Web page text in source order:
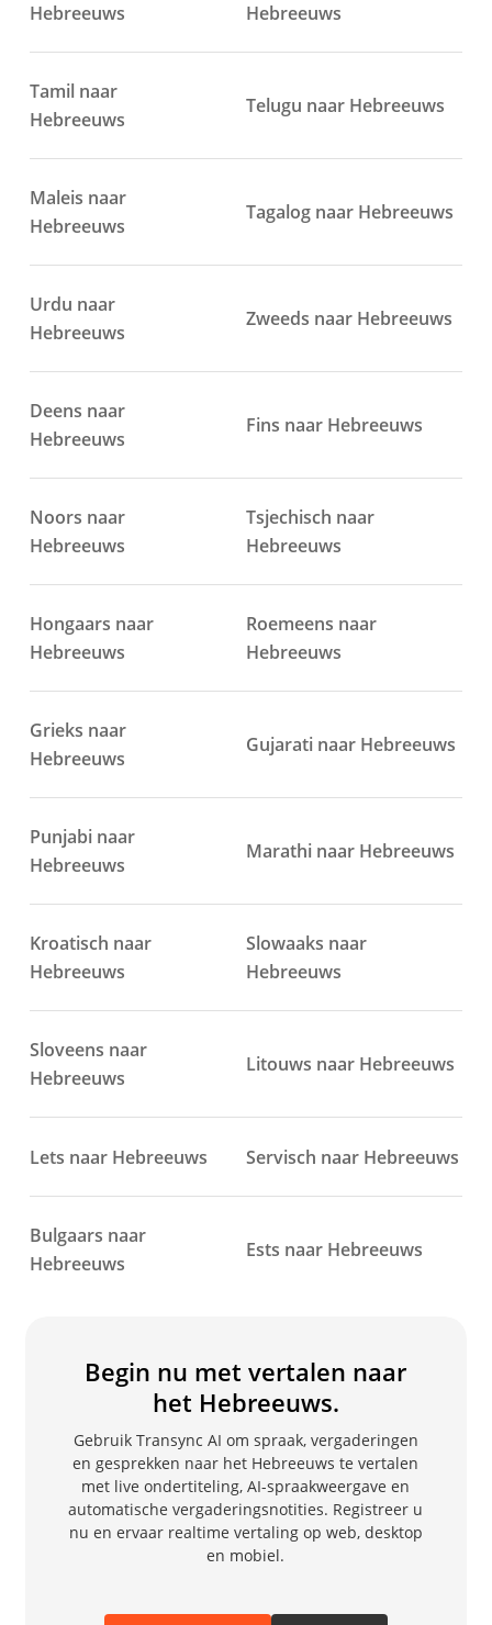
Hebreeuws Hebreeuws
Tamil naar
Hebreeuws
Telugu naar Hebreeuws
Maleis naar
Hebreeuws
Tagalog naar Hebreeuws
Urdu naar
Hebreeuws
Zweeds naar Hebreeuws
Deens naar
Hebreeuws
Fins naar Hebreeuws
Noors naar
Hebreeuws
Tsjechisch naar
Hebreeuws
Hongaars naar
Hebreeuws
Roemeens naar
Hebreeuws
Grieks naar
Hebreeuws
Gujarati naar Hebreeuws
Punjabi naar
Hebreeuws
Marathi naar Hebreeuws
Kroatisch naar
Hebreeuws
Slowaaks naar
Hebreeuws
Sloveens naar
Hebreeuws
Litouws naar Hebreeuws
Lets naar Hebreeuws Servisch naar Hebreeuws
Bulgaars naar
Hebreeuws
Ests naar Hebreeuws
Begin nu met vertalen naar
het Hebreeuws.
Gebruik Transync AI om spraak, vergaderingen
en gesprekken naar het Hebreeuws te vertalen
met live ondertiteling, AI-spraakweergave en
automatische vergaderingsnotities. Registreer u
nu en ervaar realtime vertaling op web, desktop
en mobiel.